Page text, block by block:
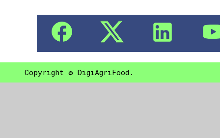
Copyright © DigiAgriFood.